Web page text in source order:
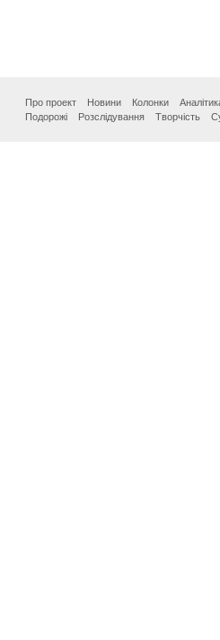
Про проект Новини Колонки
Подорожі
Розслідування Творчість